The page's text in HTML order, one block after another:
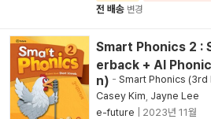
전 배송 변경
Smart Phonics 2 :
erback + AI
n) - Smart Phonics (3rd
Casey Kim Jayne Lee
e-future
2023년 11월